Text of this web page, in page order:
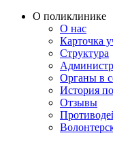
О поликлинике
О нас
Карточка
Структура
Органы в
История
Отзывы